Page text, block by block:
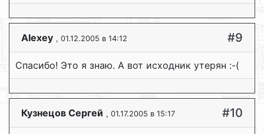
Alexey , 01.12.2005 в 14:12 #9
Спасибо! Это я знаю. А вот исходник утерян :-(
Кузнецов Сергей , 01.17.2005 в 15:17 #10